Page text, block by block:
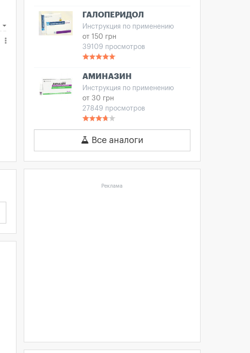
ГАЛОПЕРИДОЛ
Инструкция по применению
от 150 грн
39109 просмотров
АМИНАЗИН
Инструкция по применению
от 30 грн
27849 просмотров
Все аналоги
Реклама